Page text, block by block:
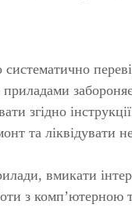
згідно інструкції
та ліквідувати
вмикати
з комп’ютерною